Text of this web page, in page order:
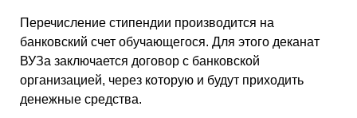
Перечисление стипендии производится на
банковский счет обучающегося. Для этого деканат
ВУЗа заключается договор с банковской
организацией, через которую и будут приходить
денежные средства.